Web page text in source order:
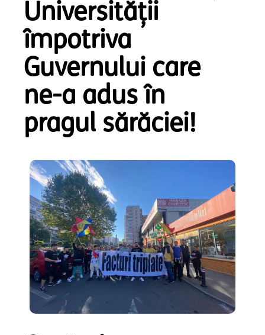
Universității
împotriva
Guvernului care
ne-a adus în
pragul sărăciei!